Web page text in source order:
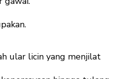
ular licin yang menjilat